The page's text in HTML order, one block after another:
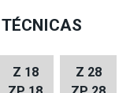
Z 18
Z 28